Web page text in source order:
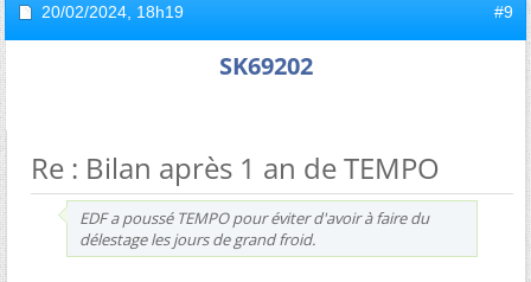
20/02/2024, 18h19 #9
SK69202
Re : Bilan après 1 an de TEMPO
EDF a poussé TEMPO pour éviter d'avoir à faire du
délestage les jours de grand froid.